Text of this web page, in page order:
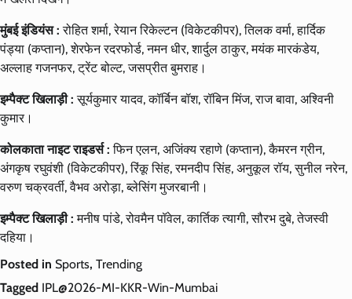
मुंबई इंडियंस : रोहित शर्मा, रेयान रिकेल्टन (विकेटकीपर), तिलक वर्मा, हार्दिक
पंड्या (कप्तान), शेरफेन रदरफोर्ड, नमन धीर, शार्दुल ठाकुर, मयंक मारकंडेय,
अल्लाह गजनफर, ट्रेंट बोल्ट, जसप्रीत बुमराह।
इम्पैक्ट खिलाड़ी :सूर्यकुमार यादव, कॉर्बिन बॉश, रॉबिन मिंज, राज बावा, अश्विनी
कुमार।
कोलकाता नाइट राइडर्स :फिन एलन, अजिंक्य रहाणे (कप्तान), कैमरन ग्रीन,
अंगकृष रघुवंशी (विकेटकीपर), रिंकू सिंह, रमनदीप सिंह, अनुकूल रॉय, सुनील नरेन,
वरुण चक्रवर्ती, वैभव अरोड़ा, ब्लेसिंग मुजरबानी।
इम्पैक्ट खिलाड़ी : मनीष पांडे, रोवमैन पॉवेल, कार्तिक त्यागी, सौरभ दुबे, तेजस्वी
दहिया।
Posted in Sports, Trending
Tagged IPL@2026-MI-KKR-Win-Mumbai